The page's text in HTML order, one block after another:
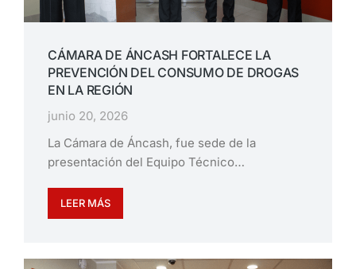
CÁMARA DE ÁNCASH FORTALECE LA
PREVENCIÓN DEL CONSUMO DE DROGAS
EN LA REGIÓN
junio 20, 2026
La Cámara de Áncash, fue sede de la
presentación del Equipo Técnico…
LEER MÁS